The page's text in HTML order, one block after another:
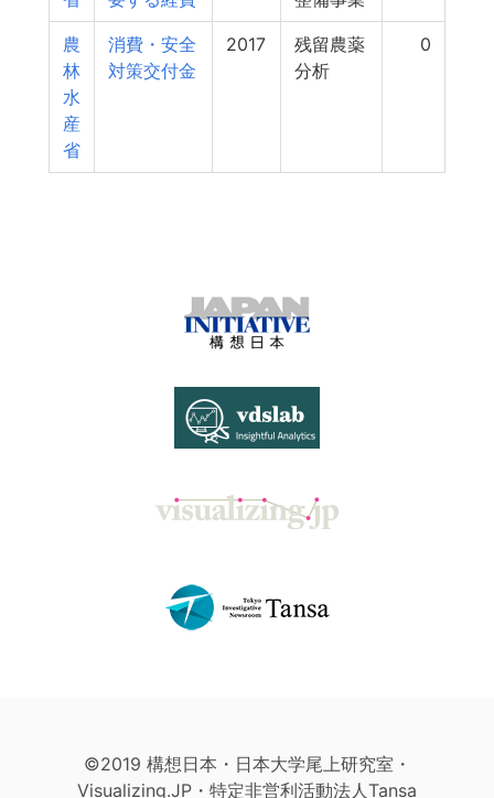
農
林
水
産
省
消費・安全
対策交付金
2017
残留農薬
分析
0
©2019 構想日本・日本大学尾上研究室・
Visualizing.JP・特定非営利活動法人Tansa